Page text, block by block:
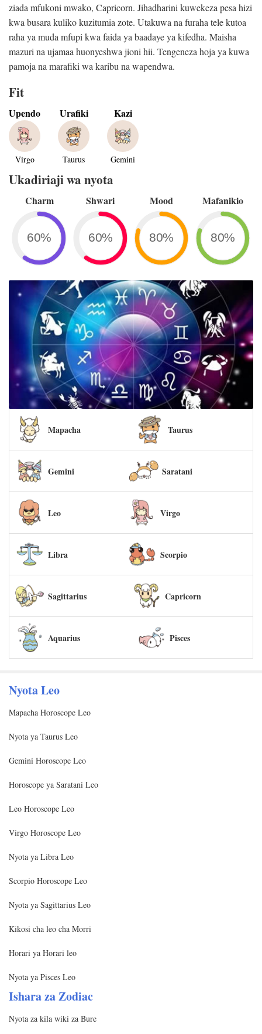
ziada mfukoni mwako, Capricorn. Jihadharini kuwekeza pesa hizi
kwa busara kuliko kuzitumia zote. Utakuwa na furaha tele kutoa
raha ya muda mfupi kwa faida ya baadaye ya kifedha. Maisha
mazuri na ujamaa huonyeshwa jioni hii. Tengeneza hoja ya kuwa
pamoja na marafiki wa karibu na wapendwa.
Fit
Upendo
Virgo
Urafiki
Taurus
Kazi
Gemini
Ukadiriaji wa nyota
Charm
60%
Shwari
60%
Mood
80%
Mafanikio
80%
Mapacha Taurus
Gemini Saratani
Leo Virgo
Libra Scorpio
Sagittarius Capricorn
Aquarius Pisces
Nyota Leo
Mapacha Horoscope Leo
Nyota ya Taurus Leo
Gemini Horoscope Leo
Horoscope ya Saratani Leo
Leo Horoscope Leo
Virgo Horoscope Leo
Nyota ya Libra Leo
Scorpio Horoscope Leo
Nyota ya Sagittarius Leo
Kikosi cha leo cha Morri
Horari ya Horari leo
Nyota ya Pisces Leo
Ishara za Zodiac
Nyota za kila wiki za Bure